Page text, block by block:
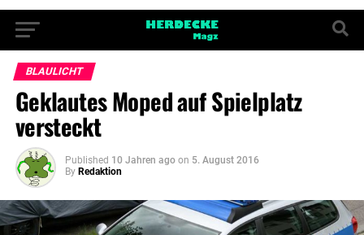
BLAULICHT
Geklautes Moped auf Spielplatz
versteckt
Published 10 Jahren ago on 5. August 2016
By Redaktion